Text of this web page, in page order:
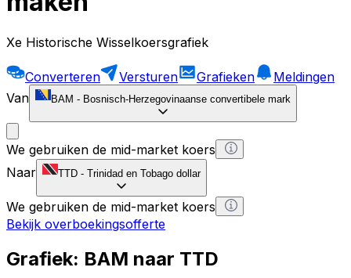
Xe Historische Wisselkoersgrafiek
Converteren Versturen Grafieken
Meldingen
Van
BAM - Bosnisch-Herzegovinaanse convertibele mark
We gebruiken de mid-market koers
Naar
TTD - Trinidad en Tobago dollar
We gebruiken de mid-market koers
Bekijk overboekingsofferte
Grafiek: BAM naar TTD